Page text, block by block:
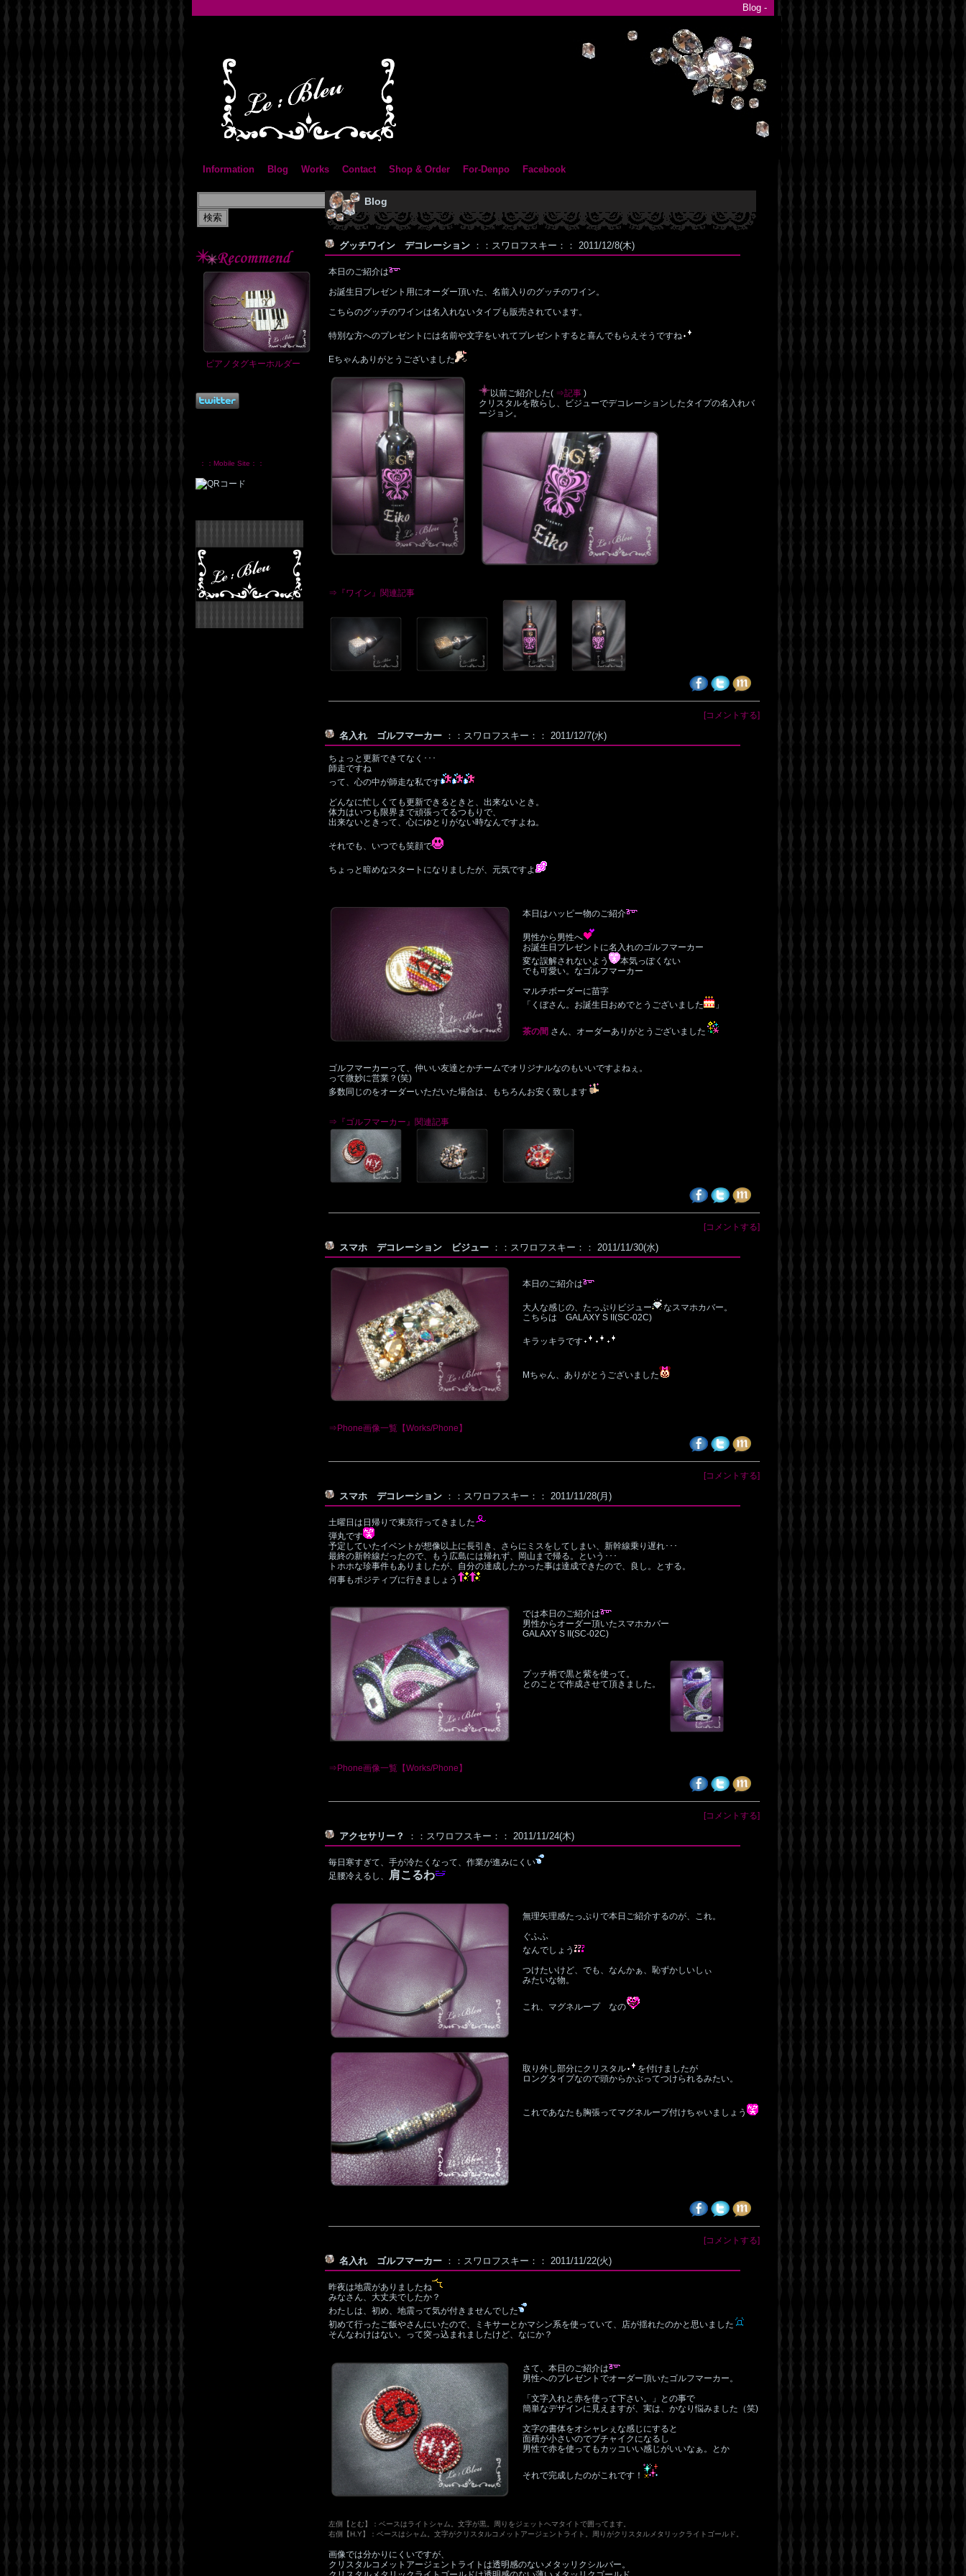
Blog -
Information Blog Works Contact Shop & Order For-Denpo Facebook
ピアノタグキーホルダー
：：Mobile Site：：
Blog
グッチワイン デコレーション ：：スワロフスキー：： 2011/12/8(木)
本日のご紹介は
お誕生日プレゼント用にオーダー頂いた、名前入りのグッチのワイン。
こちらのグッチのワインは名入れないタイプも販売されています。
特別な方へのプレゼントには名前や文字をいれてプレゼントすると喜んでもらえそうですね
Eちゃんありがとうございました
以前ご紹介した( ⇒記事 )
クリスタルを散らし、ビジューでデコレーションしたタイプの名入れバ
ージョン。
⇒『ワイン』関連記事
[コメントする]
名入れ ゴルフマーカー ：：スワロフスキー：： 2011/12/7(水)
ちょっと更新できてなく･･･
師走ですね
って、心の中が師走な私です
どんなに忙しくても更新できるときと、出来ないとき。
体力はいつも限界まで頑張ってるつもりで、
出来ないときって、心にゆとりがない時なんですよね。
それでも、いつでも笑顔で
ちょっと暗めなスタートになりましたが、元気ですよ
本日はハッピー物のご紹介
男性から男性へ
お誕生日プレゼントに名入れのゴルフマーカー
変な誤解されないよう
本気っぽくない
でも可愛い。なゴルフマーカー
マルチボーダーに苗字
「くぼさん。お誕生日おめでとうございました
」
茶の間 さん、オーダーありがとうございました
ゴルフマーカーって、仲いい友達とかチームでオリジナルなのもいいですよねぇ。
って微妙に営業？(笑)
多数同じのをオーダーいただいた場合は、もちろんお安く致します
⇒『ゴルフマーカー』関連記事
[コメントする]
スマホ デコレーション ビジュー ：：スワロフスキー：： 2011/11/30(水)
本日のご紹介は
大人な感じの、たっぷりビジュー
なスマホカバー。
こちらは GALAXY S II(SC-02C)
キラッキラです
Mちゃん、ありがとうございました
⇒Phone画像一覧【Works/Phone】
[コメントする]
スマホ デコレーション ：：スワロフスキー：： 2011/11/28(月)
土曜日は日帰りで東京行ってきました
弾丸です
予定していたイベントが想像以上に長引き、さらにミスをしてしまい、新幹線乗り遅れ･･･
最終の新幹線だったので、もう広島には帰れず、岡山まで帰る。という･･･
トホホな珍事件もありましたが、自分の達成したかった事は達成できたので、良し。とする。
何事もポジティブに行きましょう
では本日のご紹介は
男性からオーダー頂いたスマホカバー
GALAXY S II(SC-02C)
プッチ柄で黒と紫を使って。
とのことで作成させて頂きました。
⇒Phone画像一覧【Works/Phone】
[コメントする]
アクセサリー？ ：：スワロフスキー：： 2011/11/24(木)
毎日寒すぎて、手が冷たくなって、作業が進みにくい
足腰冷えるし、
肩こるわ
無理矢理感たっぷりで本日ご紹介するのが、これ。
ぐふふ
なんでしょう
つけたいけど、でも、なんかぁ、恥ずかしいしぃ
みたいな物。
これ、マグネループ なの
取り外し部分にクリスタル
を付けましたが
ロングタイプなので頭からかぶってつけられるみたい。
これであなたも胸張ってマグネループ付けちゃいましょう
[コメントする]
名入れ ゴルフマーカー ：：スワロフスキー：： 2011/11/22(火)
昨夜は地震がありましたね
みなさん、大丈夫でしたか？
わたしは、初め、地震って気が付きませんでした
初めて行ったご飯やさんにいたので、ミキサーとかマシン系を使っていて、店が揺れたのかと思いました
そんなわけはない。って突っ込まれましたけど、なにか？
さて、本日のご紹介は
男性へのプレゼントでオーダー頂いたゴルフマーカー。
「文字入れと赤を使って下さい。」との事で
簡単なデザインに見えますが、実は、かなり悩みました（笑)
文字の書体をオシャレぇな感じにすると
面積が小さいのでブチャイクになるし
男性で赤を使ってもカッコいい感じがいいなぁ。とか
それで完成したのがこれです！
左側【とむ】：ベースはライトシャム。文字が黒。周りをジェットヘマタイトで囲ってます。
右側【H.Y】：ベースはシャム。文字がクリスタルコメットアージェントライト。周りがクリスタルメタリックライトゴールド。
画像では分かりにくいですが、
クリスタルコメットアージェントライトは透明感のないメタッリクシルバー。